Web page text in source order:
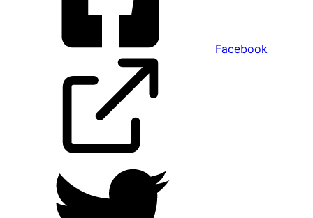
Facebook